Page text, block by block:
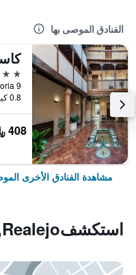
الفنادق الموصى بها
3 نجوم
0.8 كيلومتر عن وسط المدينة
408 ﷼
مشاهدة الفنادق الأخرى
استكشفRealejo, غرناطة